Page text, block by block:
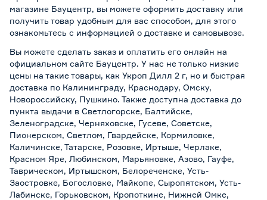
магазине Бауцентр, вы можете оформить доставку или
получить товар удобным для вас способом, для этого
ознакомьтесь с информацией о доставке и самовывозе.
Вы можете сделать заказ и оплатить его онлайн на
официальном сайте Бауцентр. У нас не только низкие
цены на такие товары, как Укроп Дилл 2 г, но и быстрая
доставка по Калининграду, Краснодару, Омску,
Новороссийску, Пушкино. Также доступна доставка до
пункта выдачи в Светлогорске, Балтийске,
Зеленоградске, Черняховске, Гусеве, Советске,
Пионерском, Светлом, Гвардейске, Кормиловке,
Каличинске, Татарске, Розовке, Иртыше, Черлаке,
Красном Яре, Любинском, Марьяновке, Азово, Гауфе,
Таврическом, Иртышском, Белореченске, Усть-
Заостровке, Богословке, Майкопе, Сыропятском, Усть-
Лабинске, Горьковском, Кропоткине, Нижней Омке,